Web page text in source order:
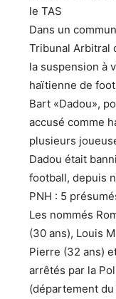
le TAS
Dans un
Tribunal Arbitral
la suspension à
haïtienne de
Bart «Dadou»,
accusé comme
plusieurs
Dadou était
football, depuis
PNH : 5
Les nommés
(30 ans), Louis
Pierre (32 ans)
arrêtés par la
(département